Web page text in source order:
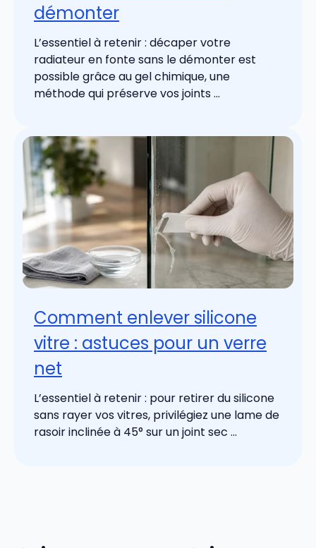
démonter
L’essentiel à retenir : décaper votre
radiateur en fonte sans le démonter est
possible grâce au gel chimique, une
méthode qui préserve vos joints ...
Comment enlever silicone
vitre : astuces pour un verre
net
L’essentiel à retenir : pour retirer du silicone
sans rayer vos vitres, privilégiez une lame de
rasoir inclinée à 45° sur un joint sec ...